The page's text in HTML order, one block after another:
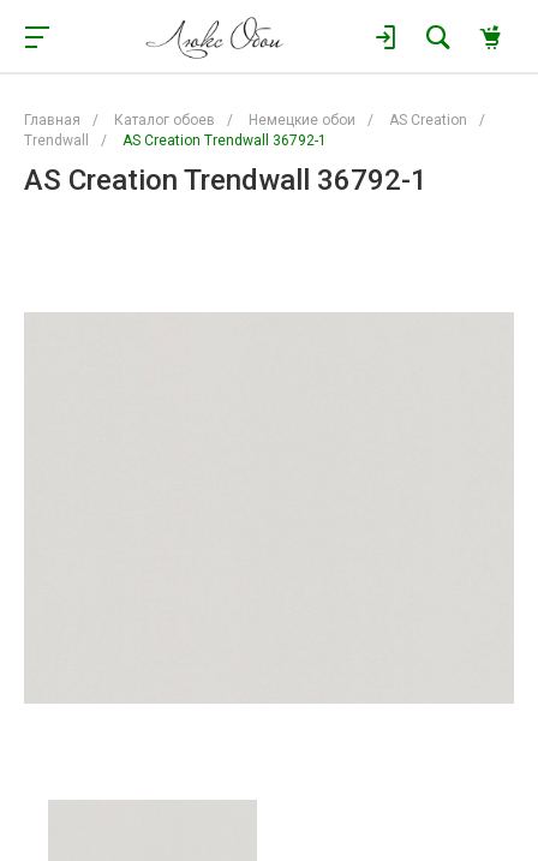
Главная / Каталог обоев / Немецкие обои / AS Creation
/
Trendwall
/ AS Creation Trendwall 36792-1
AS Creation Trendwall 36792-1